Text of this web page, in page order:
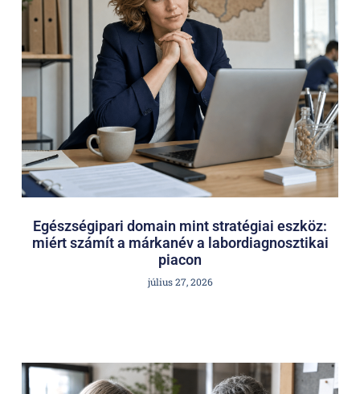
Egészségipari domain mint stratégiai eszköz:
miért számít a márkanév a labordiagnosztikai
piacon
július 27, 2026